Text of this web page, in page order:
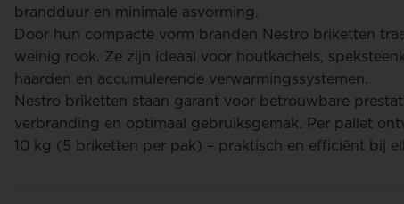
brandduur en minimale asvorming.
Door hun compacte vorm branden Nestro briketten
weinig rook. Ze zijn ideaal voor houtkachels,
haarden en accumulerende verwarmingssystemen.
Nestro briketten staan garant voor betrouwbare
verbranding en optimaal gebruiksgemak. Per pallet
10 kg (5 briketten per pak) – praktisch en efficiënt bij
en
nieuwe
Marina van hoof
Met 2de jaar op rij zijn wij
tevreden. Zeer goede service,
zowel telefonisch via mail en de
persoon die het leverd. Hop naar